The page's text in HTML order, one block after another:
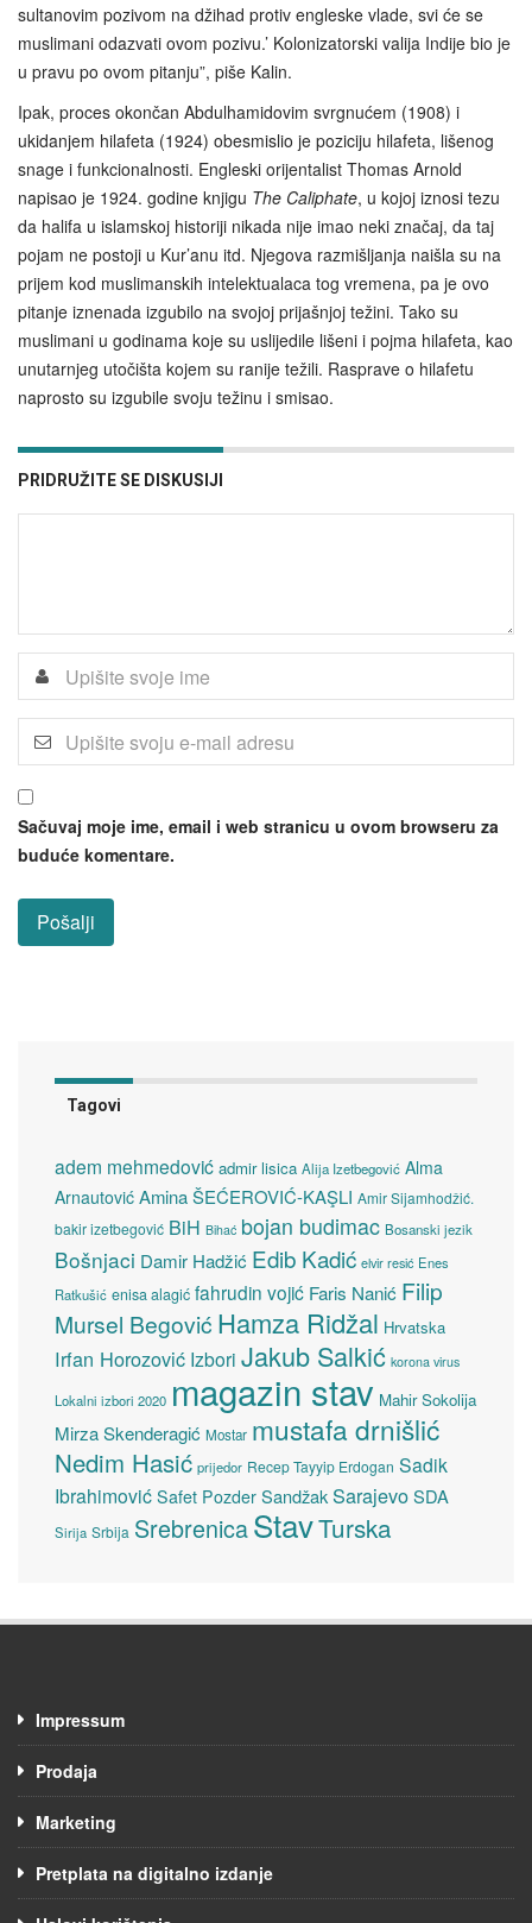
sultanovim pozivom na džihad protiv engleske vlade, svi će se
muslimani odazvati ovom pozivu.’ Kolonizatorski valija Indije bio je
u pravu po ovom pitanju”, piše Kalin.
Ipak, proces okončan Abdulhamidovim svrgnućem (1908) i
ukidanjem hilafeta (1924) obesmislio je poziciju hilafeta, lišenog
snage i funkcionalnosti. Engleski orijentalist Thomas Arnold
napisao je 1924. godine knjigu The Caliphate, u kojoj iznosi tezu
da halifa u islamskoj historiji nikada nije imao neki značaj, da taj
pojam ne postoji u Kur’anu itd. Njegova razmišljanja naišla su na
prijem kod muslimanskih intelektualaca tog vremena, pa je ovo
pitanje iznenada izgubilo na svojoj prijašnjoj težini. Tako su
muslimani u godinama koje su uslijedile lišeni i pojma hilafeta, kao
unutarnjeg utočišta kojem su ranije težili. Rasprave o hilafetu
naprosto su izgubile svoju težinu i smisao.
PRIDRUŽITE SE DISKUSIJI
Sačuvaj moje ime, email i web stranicu u ovom browseru za
buduće komentare.
Tagovi
adem mehmedović admir lisica Alija Izetbegović Alma
Arnautović Amina ŠEĆEROVIĆ-KAŞLI Amir Sijamhodžić.
bakir izetbegović BiH Bihać bojan budimac Bosanski jezik
Bošnjaci Damir Hadžić Edib Kadić elvir resić Enes
Ratkušić enisa alagić fahrudin vojić Faris Nanić Filip
Mursel Begović Hamza Ridžal Hrvatska
Irfan Horozović Izbori Jakub Salkić korona virus
Lokalni izbori 2020 magazin stav Mahir Sokolija
Mirza Skenderagić Mostar mustafa drnišlić
Nedim Hasić prijedor Recep Tayyip Erdogan Sadik
Ibrahimović Safet Pozder SandžakSarajevoSDA
Sirija Srbija SrebrenicaStavTurska
Impressum
Prodaja
Marketing
Pretplata na digitalno izdanje